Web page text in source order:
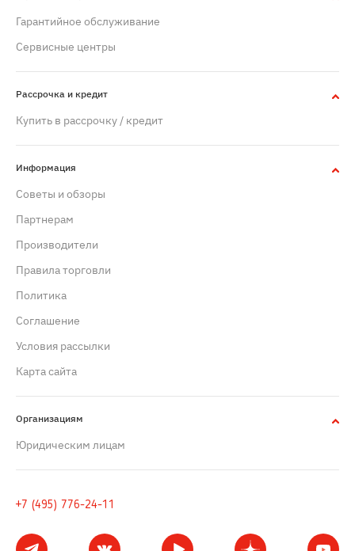
Гарантийное обслуживание
Сервисные центры
Рассрочка и кредит
Купить в рассрочку / кредит
Информация
Советы и обзоры
Партнерам
Производители
Правила торговли
Политика
Cоглашение
Условия рассылки
Карта сайта
Организациям
Юридическим лицам
+7 (495) 776-24-11